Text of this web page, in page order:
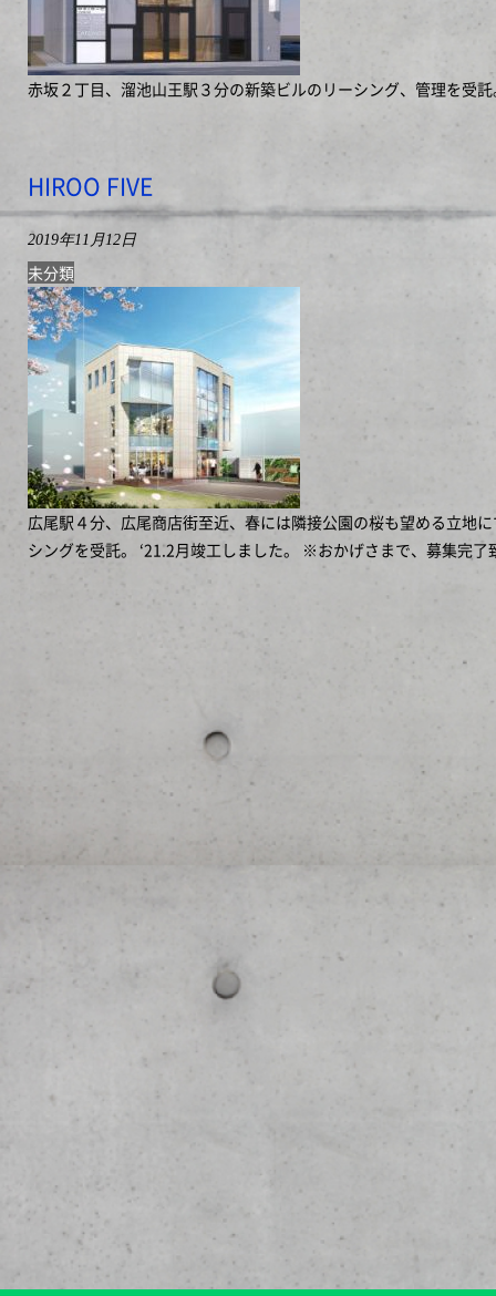
赤坂２丁目、溜池山王駅３分の新築ビルのリーシング、管理を受
HIROO FIVE
2019年11月12日
未分類
広尾駅４分、広尾商店街至近、春には隣接公園の桜も望める立地
シングを受託。 ‘21.2月竣工しました。 ※おかげさまで、募集完了